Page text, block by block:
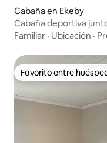
Cabaña en Ekeby
Cabaña deportiva
Familiar · Ubicación ·
Favorito entre
Favorito entre